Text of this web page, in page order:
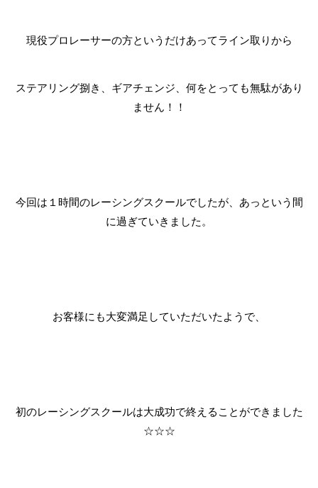
現役プロレーサーの方というだけあってライン取りから
ステアリング捌き、ギアチェンジ、何をとっても無駄があり
ません！！
今回は１時間のレーシングスクールでしたが、あっという間
に過ぎていきました。
お客様にも大変満足していただいたようで、
初のレーシングスクールは大成功で終えることができました
☆☆☆